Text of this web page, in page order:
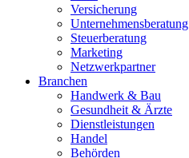
Versicherung
Unternehmensberatung
Steuerberatung
Marketing
Netzwerkpartner
Branchen
Handwerk & Bau
Gesundheit & Ärzte
Dienstleistungen
Handel
Behörden